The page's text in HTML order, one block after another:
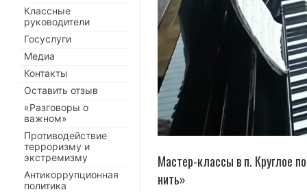
Мастер-классы в п. Круглое
нить»
Классные
руководители
Госуслуги
Медиа
Контакты
Оставить отзыв
«Разговоры о
важном»
Противодействие
терроризму и
экстремизму
Антикоррупционная
политика